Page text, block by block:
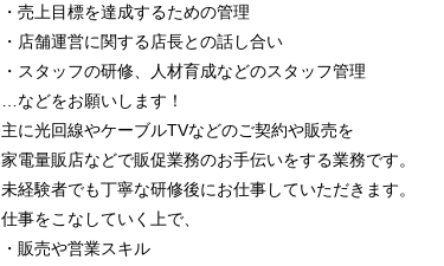
・売上目標を達成するための管理
・店舗運営に関する店長との話し合い
・スタッフの研修、人材育成などのスタッフ管理
…などをお願いします！
主に光回線やケーブルTVなどのご契約や販売を
家電量販店などで販促業務のお手伝いをする業務です。
未経験者でも丁寧な研修後にお仕事していただきます。
仕事をこなしていく上で、
・販売や営業スキル